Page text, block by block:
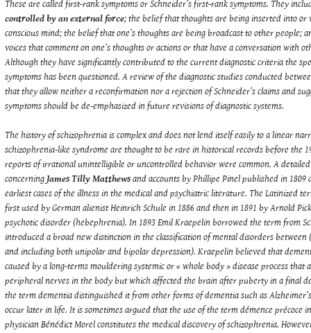
These are called first-rank symptoms or Schneider’s first-rank symptoms. They
controlled by an external force; the belief that thoughts are being inserted into or
conscious mind; the belief that one’s thoughts are being broadcast to other people;
voices that comment on one’s thoughts or actions or that have a conversation with
Although they have significantly contributed to the current diagnostic criteria the
symptoms has been questioned. A review of the diagnostic studies conducted
that they allow neither a reconfirmation nor a rejection of Schneider’s claims and
symptoms should be de-emphasized in future revisions of diagnostic systems.
The history of schizophrenia is complex and does not lend itself easily to a linear
schizophrenia-like syndrome are thought to be rare in historical records before the
reports of irrational unintelligible or uncontrolled behavior were common. A detailed
concerning James Tilly Matthewsand accounts by Phillipe Pinel published in 1809
earliest cases of the illness in the medical and psychiatric literature. The Latinized
first used by German alienist Heinrich Schule in 1886 and then in 1891 by Arnold
psychotic disorder (hebephrenia). In 1893 Emil Kraepelin borrowed the term from
introduced a broad new distinction in the classification of mental disorders between
and including both unipolar and bipolar depression). Kraepelin believed that
caused by a long-terms mouldering systemic or « whole body » disease process that
peripheral nerves in the body but which affected the brain after puberty in a final
the term dementia distinguished it from other forms of dementia such as
occur later in life. It is sometimes argued that the use of the term démence précoce
physician Bénédict Morel constitutes the medical discovery of schizophrenia.